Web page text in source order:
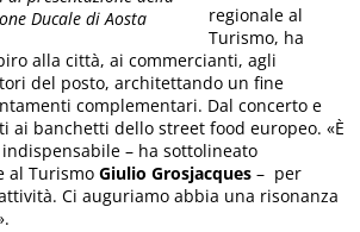
Ducale di Aosta
regionale al
Turismo, ha
alla città, ai commercianti, agli
del posto, architettando un fine
complementari. Dal concerto e
ai banchetti dello street food europeo. «È
– ha sottolineato
al TurismoGiulio Grosjacques – per
Ci auguriamo abbia una risonanza